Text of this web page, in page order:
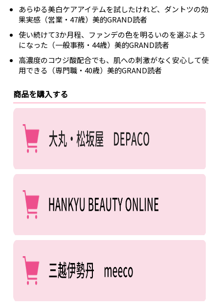
あらゆる美白ケアアイテムを試したけれど、ダントツの効
果実感（営業・47歳）美的GRAND読者
使い続けて3か月程、ファンデの色を明るいのを選ぶよう
になった（一般事務・44歳）美的GRAND読者
高濃度のコウジ酸配合でも、肌への刺激がなく安心して使
用できる（専門職・40歳）美的GRAND読者
商品を購入する